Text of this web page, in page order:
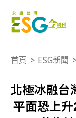
首頁 > ESG新聞
北極冰融台
平面恐上